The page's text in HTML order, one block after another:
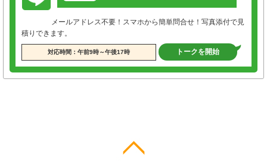
メールアドレス不要！スマホから簡単問合せ！写真添付で見
積りできます。
対応時間：午前9時～午後17時 トークを開始